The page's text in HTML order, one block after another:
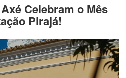
Celebram o Mês
Pirajá!